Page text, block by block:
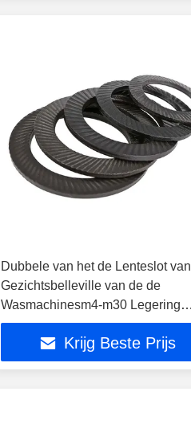
Dubbele van het de Lenteslot van
Gezichtsbelleville van de de
Wasmachinesm4-m30 Legering
Staalkwaliteit 8
Krijg Beste Prijs